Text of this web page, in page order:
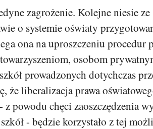
zagrożenie. Kolejne niesie
o systemie oświaty
ona na uproszczeniu procedur
osobom
prowadzonych dotychczas
że liberalizacja prawa
powodu chęci zaoszczędzenia
- będzie korzystało z tej